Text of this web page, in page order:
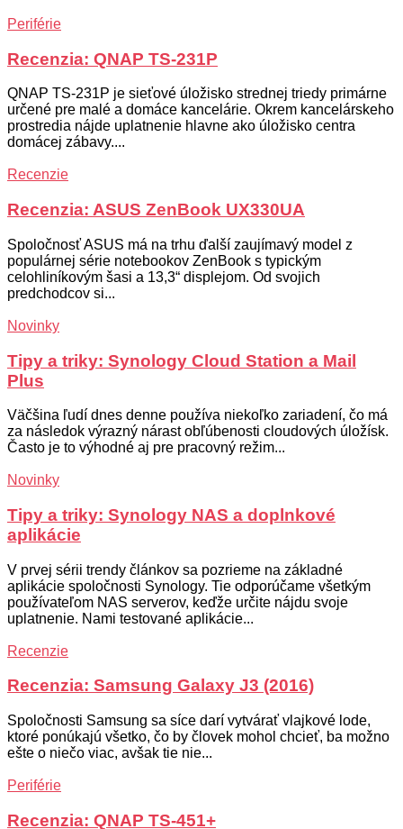
Periférie
Recenzia: QNAP TS-231P
QNAP TS-231P je sieťové úložisko strednej triedy primárne
určené pre malé a domáce kancelárie. Okrem kancelárskeho
prostredia nájde uplatnenie hlavne ako úložisko centra
domácej zábavy....
Recenzie
Recenzia: ASUS ZenBook UX330UA
Spoločnosť ASUS má na trhu ďalší zaujímavý model z
populárnej série notebookov ZenBook s typickým
celohliníkovým šasi a 13,3“ displejom. Od svojich
predchodcov si...
Novinky
Tipy a triky: Synology Cloud Station a Mail
Plus
Väčšina ľudí dnes denne používa niekoľko zariadení, čo má
za následok výrazný nárast obľúbenosti cloudových úložísk.
Často je to výhodné aj pre pracovný režim...
Novinky
Tipy a triky: Synology NAS a doplnkové
aplikácie
V prvej sérii trendy článkov sa pozrieme na základné
aplikácie spoločnosti Synology. Tie odporúčame všetkým
používateľom NAS serverov, keďže určite nájdu svoje
uplatnenie. Nami testované aplikácie...
Recenzie
Recenzia: Samsung Galaxy J3 (2016)
Spoločnosti Samsung sa síce darí vytvárať vlajkové lode,
ktoré ponúkajú všetko, čo by človek mohol chcieť, ba možno
ešte o niečo viac, avšak tie nie...
Periférie
Recenzia: QNAP TS-451+